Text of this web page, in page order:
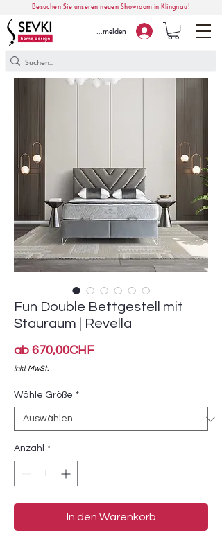
Besuchen Sie unseren neuen Showroom in Klingnau!
Anmelden
Fun Double Bettgestell mit
Stauraum | Revella
ab 670,00CHFSale-
inkl. MwSt.
Wähle Größe *
Anzahl *
In den Warenkorb